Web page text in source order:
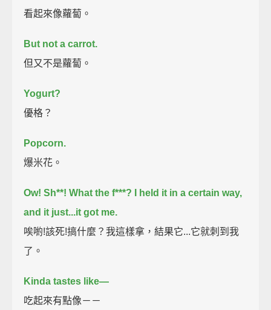
看起來像蘿蔔。
But not a carrot.
但又不是蘿蔔。
Yogurt?
優格？
Popcorn.
爆米花。
Ow! Sh**! What the f***?
I held it in a certain way,
and it just...it got me.
唉喲!該死!搞什麼？我這樣拿，結果它...它就刺到我
了。
Kinda tastes like—
吃起來有點像－－